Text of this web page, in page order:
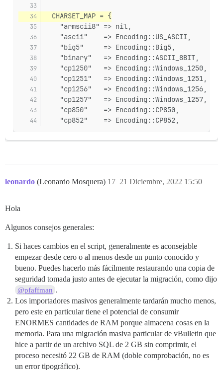
  CHARSET_MAP = {
    "armscii8" => nil,
    "ascii"    => Encoding::US_ASCII,
    "big5"     => Encoding::Big5,
    "binary"   => Encoding::ASCII_8BIT,
    "cp1250"   => Encoding::Windows_1250,
    "cp1251"   => Encoding::Windows_1251,
    "cp1256"   => Encoding::Windows_1256,
    "cp1257"   => Encoding::Windows_1257,
    "cp850"    => Encoding::CP850,
    "cp852"    => Encoding::CP852,
leonardo (Leonardo Mosquera) 21 Diciembre, 2022 15:50
17
Hola
Algunos consejos generales:
Si haces cambios en el script, generalmente es aconsejable
empezar desde cero o al menos desde un punto conocido y
bueno. Puedes hacerlo más fácilmente restaurando una copia de
seguridad tomada justo antes de ejecutar la migración, como dijo
@pfaffman .
Los importadores masivos generalmente tardarán mucho menos,
pero este en particular tiene el potencial de consumir
ENORMES cantidades de RAM porque almacena cosas en la
memoria. Para una migración masiva particular de vBulletin que
hice a partir de un archivo SQL de 2 GB sin comprimir, el
proceso necesitó 22 GB de RAM (doble comprobación, no es
un error tipográfico).